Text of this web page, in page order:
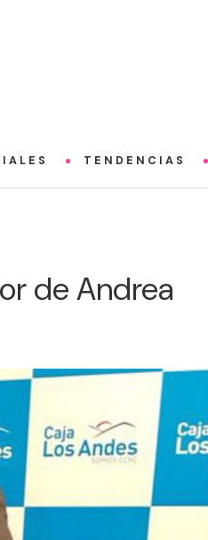
TENDENCIAS
de Andrea